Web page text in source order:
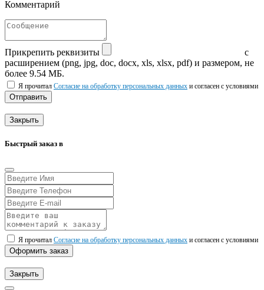
Комментарий
Прикрепить реквизиты
с
расширением (png, jpg, doc, docx, xls, xlsx, pdf) и размером, не
более 9.54 МБ.
Я прочитал Согласие на обработку персональных данных и согласен с условиями
Отправить
Закрыть
Быстрый заказ в
Я прочитал Согласие на обработку персональных данных и согласен с условиями
Оформить заказ
Закрыть